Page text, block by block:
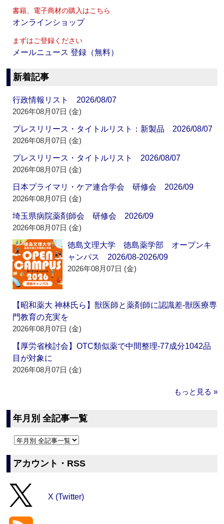
書籍、電子商材の購入はこちら
オンラインショップ
まずはご登録ください
メールニュース 登録（無料）
新着記事
行政情報リスト 2026/08/07
2026年08月07日 (金)
プレスリリース・タイトルリスト：新製品 2026/08/07
2026年08月07日 (金)
プレスリリース・タイトルリスト 2026/08/07
2026年08月07日 (金)
日本プライマリ・ケア連合学会 研修会 2026/09
2026年08月07日 (金)
埼玉県病院薬剤師会 研修会 2026/09
2026年08月07日 (金)
徳島文理大学 徳島薬学部 オープンキ
ャンパス 2026/08-2026/09
2026年08月07日 (金)
【昭和薬大 神林氏ら】獣医師と薬剤師に認識差‐獣医療専
門教育の充実を
2026年08月07日 (金)
【厚労省検討会】OTC類似薬で中間整理‐77成分1042品
目が対象に
2026年08月07日 (金)
もっと見る »
年月別 全記事一覧
アカウント・RSS
X (Twitter)